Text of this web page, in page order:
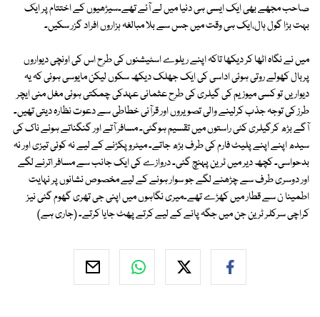
صاحب مجھے بھی ایک ایسی ہی دنیا میں لے آئے تھے۔سیڑھیوں کے اختتام پر ایک
بہت بڑا گول ہال،ایک ہی وقت میں جس سے بلا مبالغہ ہزاروں افراد گزر سکیں۔
میں نے نگاہ اٹھا کر دیکھا تاکہ اپنے ریلوے اسٹیشنوں کی طرح اس کی اونچی دیواروں
پربال کھولے روتی ہوئی اداسی کی ایک جھلک دیکھ سکوں لیکن مایوسی ہوئی کہ یہ
دیواریں تو کسی میوزیم کی گیلری کی طرح عثمانی عہدکی چمکتی ہوئی مغل منی ایچر
طرز کی توجہ جذب کرلینے والی تصویروں اور قرآنی خطاطی سے دعوت نظارہ دیتی تھیں۔
آگے بڑھ کرگیلری کئی راستوں میں تقسیم ہوگئی۔ مسافر آتے اور گنگناتے ہوئے ناک کی
سیدھ اپنے اپنے پلیٹ فارم کی طرف بڑھ جاتے۔ میٹرو پکڑنے کے لیے نہ کوئی تیزی اور نہ
بدحواسی۔ کچھ دیر میں ٹرین پہنچ گئی۔ دروازے کی ایک جانب سے مسافر اترنے لگے
اور دوسری طرف سے چڑھنے لگے جو سوار ہونے کے لیے مخصوص نشانوں پر نہایت
اطمینا ن سے قطار میں کھڑے تھے۔میری نگاہوں میں اپنی جی تھری گھوم گئی نیز
کراچی سرکلر ٹرین جن میں جگہ پانے کے لیے کرتے پھٹ جایا کرتے۔ (جاری ہے)